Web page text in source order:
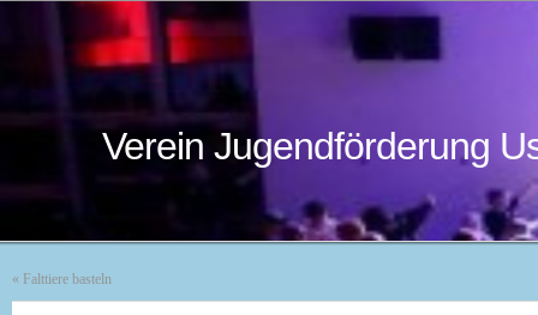
Verein Jugendförderung
« Falttiere basteln